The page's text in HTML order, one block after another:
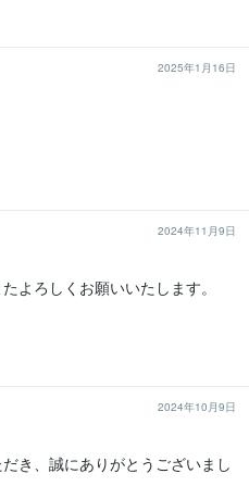
2025年1月16日
2024年11月9日
よろしくお願いいたします。
2024年10月9日
き、誠にありがとうございまし